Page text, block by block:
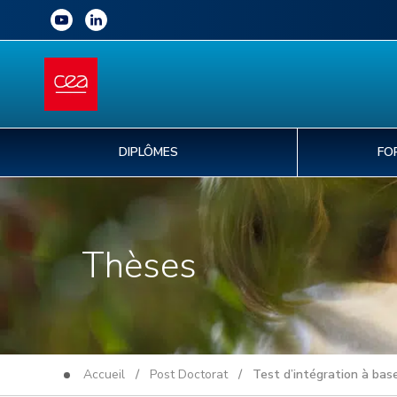
DIPLÔMES
Thèses
Accueil / Post Doctorat/ Test d’intégration à base